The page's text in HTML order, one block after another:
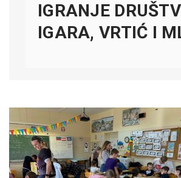
IGRANJE
IGARA, VRTIĆ I